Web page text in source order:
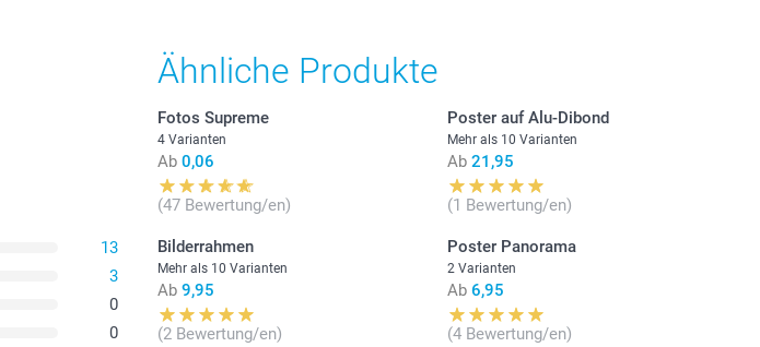
Schwarz-Weiss
Papiertyp
Gratis
Preis und Verfügbarkeit der Optionen
Alle Preise verstehen sich in EURO (€) inkl. MwSt. und zzgl.
Versandkosten.
Anzahl
1 - 4
5 - 9
13
3
0
0
Ähnliche Produkte
Fotos Supreme
4 Varianten
Ab 0,06
(47 Bewertung/en)
Poster auf Alu-Dibond
Mehr als 10 Varianten
Ab 21,95
(1 Bewertung/en)
Bilderrahmen
Mehr als 10 Varianten
Ab 9,95
(2 Bewertung/en)
Poster Panorama
2 Varianten
Ab 6,95
(4 Bewertung/en)